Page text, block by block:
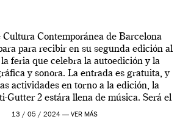
Contemporánea de Barcelona
para recibir en su segunda edición al
feria que celebra la autoedición y la
y sonora. La entrada es gratuita, y
actividades en torno a la edición, la
Gutter 2 estára llena de música. Será el
[…]
13 / 05 / 2024 — VER MÁS